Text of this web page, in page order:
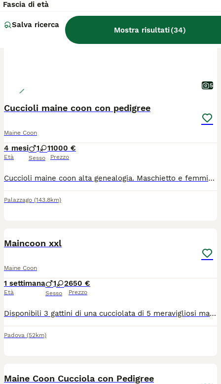
Fascia di età
Salva ricerca
Mostra risultati(34)
5
Cuccioli maine coon con pedigree
Maine Coon
4 mesi
Età
1 1
Sesso
1000 €
Prezzo
Cuccioli maine coon alta genealogia. Maschietto e femminuccia nati in data 01 aprile. Allevamento amatoriale in provincia di Bergamo. I piccoli possono già lasciare mamma gatta. Verranno ceduti sverminati, con doppia vaccinazione, microchip e pedigree ANFI. Contratto da compagnia. Genitori visibili e testati, FIV/FELV NN, HCM NN ed ecocardio nella norma. I piccoli sono abituati all'uso della lettiera e del tiragraffi. Nati e cresciuti in casa, molto socievoli e vivace. Visibili con i genitori.
Palazzago (143.8km)
Maincoon xxl
Maine Coon
1 settimana
Età
1 2
Sesso
650 €
Prezzo
Disponibili 3 gattini di una cucciolata di 5 meravigliosi maincoon. Al momento hanno 1 mese già compiuto, sono: - 1 maschio tigrato - 2 femmine rosse Verranno ceduti con: 3 sverminazioni, antiparassitario esterno e 1 vaccino al compimento dei 3 mesi di vita. Vivono in casa a stretto contatto con noi e assiema a altri 5 gatti tra cui la mamma e il papà visibili in foto. Per qualsiasi informazione e per programmare le visite sono a disposizione. No pedigree ( perchè i genitori la mamma lo ha chiuso purtroppo)
Padova (52km)
Maine Coon Cucciola con Pedigree